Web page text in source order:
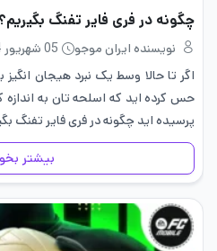
چگونه در فری فایر تفنگ بگیریم؟صفر تا100
نویسنده ایران موجو
05 شهریور 1404
اگر تا حالا وسط یک نبرد هیجان انگیز
حس کرده اید که اسلحه تان به
پرسیده اید چگونه در فری فایر تفنگ
بیشتر